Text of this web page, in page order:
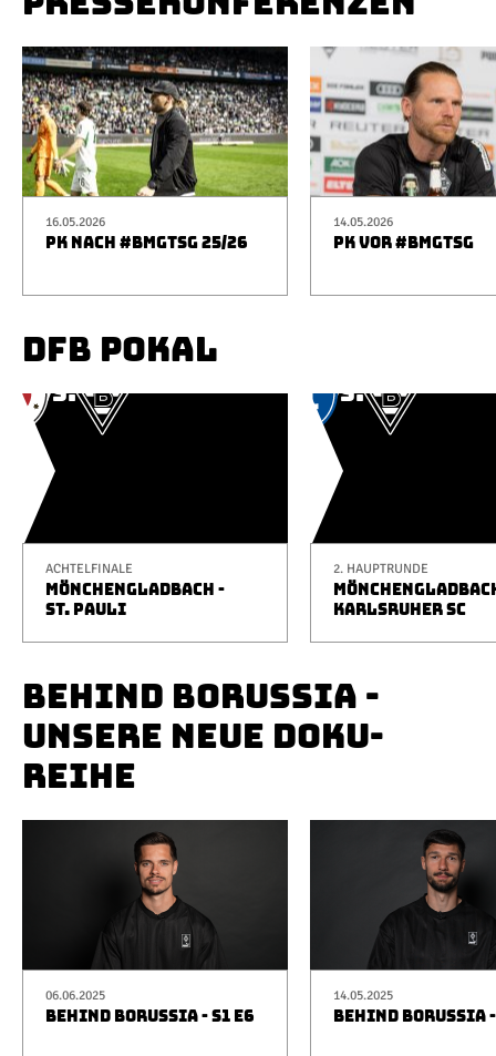
16.05.2026
PK NACH #BMGTSG 25/26
14.05.2026
PK VOR #BMGTSG
DFB POKAL
ACHTELFINALE
MÖNCHENGLADBACH -
ST. PAULI
2. HAUPTRUNDE
KARLSRUHER SC
BEHIND BORUSSIA -
UNSERE NEUE DOKU-
REIHE
06.06.2025
BEHIND BORUSSIA - S1 E6
14.05.2025
BEHIND BORUSSIA